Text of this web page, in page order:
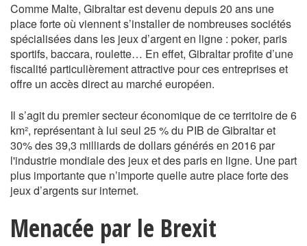
Comme Malte, Gibraltar est devenu depuis 20 ans une
place forte où viennent s’installer de nombreuses sociétés
spécialisées dans les jeux d’argent en ligne : poker, paris
sportifs, baccara, roulette… En effet, Gibraltar profite d’une
fiscalité particulièrement attractive pour ces entreprises et
offre un accès direct au marché européen.
Il s’agit du premier secteur économique de ce territoire de 6
km², représentant à lui seul 25 % du PIB de Gibraltar et
30% des 39,3 milliards de dollars générés en 2016 par
l'industrie mondiale des jeux et des paris en ligne. Une part
plus importante que n’importe quelle autre place forte des
jeux d’argents sur internet.
Menacée par le Brexit